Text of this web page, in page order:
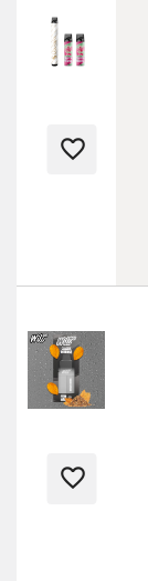
favorite_border
favorite_border